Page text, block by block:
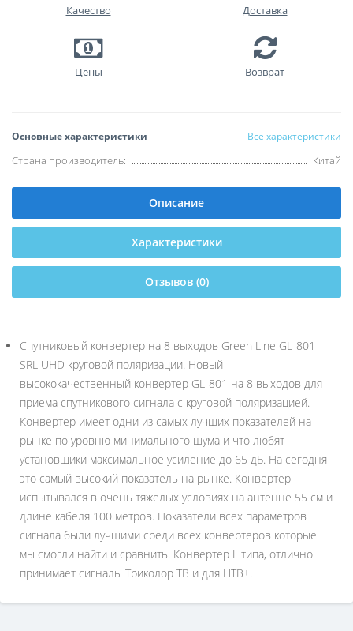
Качество Доставка
Цены Возврат
Основные характеристики Все характеристики
Страна производитель: Китай
Описание
Характеристики
Отзывов (0)
Спутниковый конвертер на 8 выходов Green Line GL-801
SRL UHD круговой поляризации. Новый
высококачественный конвертер GL-801 на 8 выходов для
приема спутникового сигнала с круговой поляризацией.
Конвертер имеет одни из самых лучших показателей на
рынке по уровню минимального шума и что любят
установщики максимальное усиление до 65 дБ. На сегодня
это самый высокий показатель на рынке. Конвертер
испытывался в очень тяжелых условиях на антенне 55 см и
длине кабеля 100 метров. Показатели всех параметров
сигнала были лучшими среди всех конвертеров которые
мы смогли найти и сравнить. Конвертер L типа, отлично
принимает сигналы Триколор ТВ и для НТВ+.